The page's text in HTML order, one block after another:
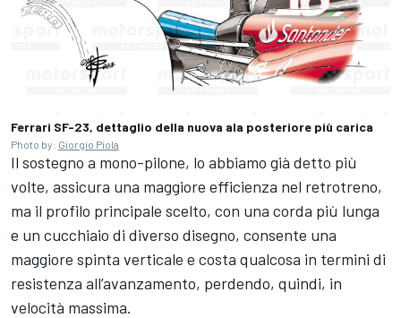
Ferrari SF-23, dettaglio della nuova ala posteriore più carica
Photo by: Giorgio Piola
Il sostegno a mono-pilone, lo abbiamo già detto più
volte, assicura una maggiore efficienza nel retrotreno,
ma il profilo principale scelto, con una corda più lunga
e un cucchiaio di diverso disegno, consente una
maggiore spinta verticale e costa qualcosa in termini di
resistenza all’avanzamento, perdendo, quindi, in
velocità massima.